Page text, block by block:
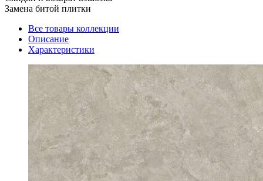
Замена битой плитки
Все товары коллекции
Описание
Характеристики